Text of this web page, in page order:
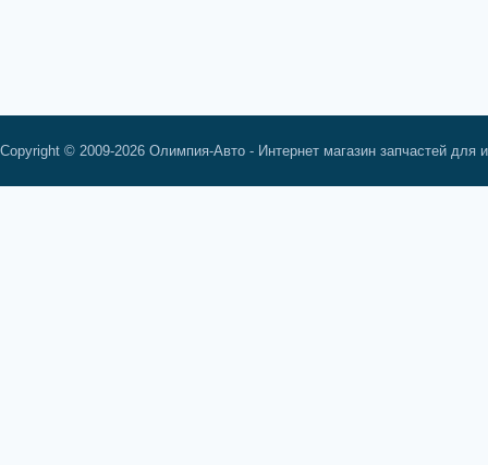
Copyright © 2009-2026 Олимпия-Авто - Интернет магазин запчастей для